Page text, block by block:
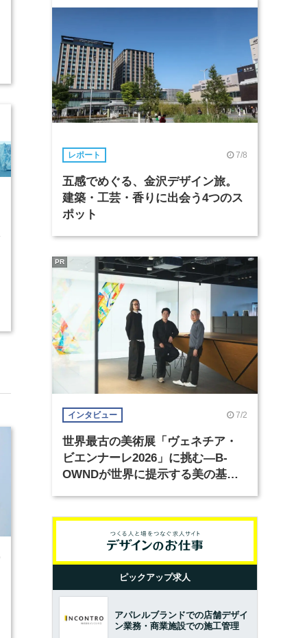
レポート 7/8
五感でめぐる、金沢デザイン旅。
建築・工芸・香りに出会う4つのス
ポット
インタビュー 7/2
世界最古の美術展「ヴェネチア・
ビエンナーレ2026」に挑む―B-
OWNDが世界に提示する美の基準
PR
ピックアップ求人
アパレルブランドでの店舗デザイ
ン業務・商業施設での施工管理